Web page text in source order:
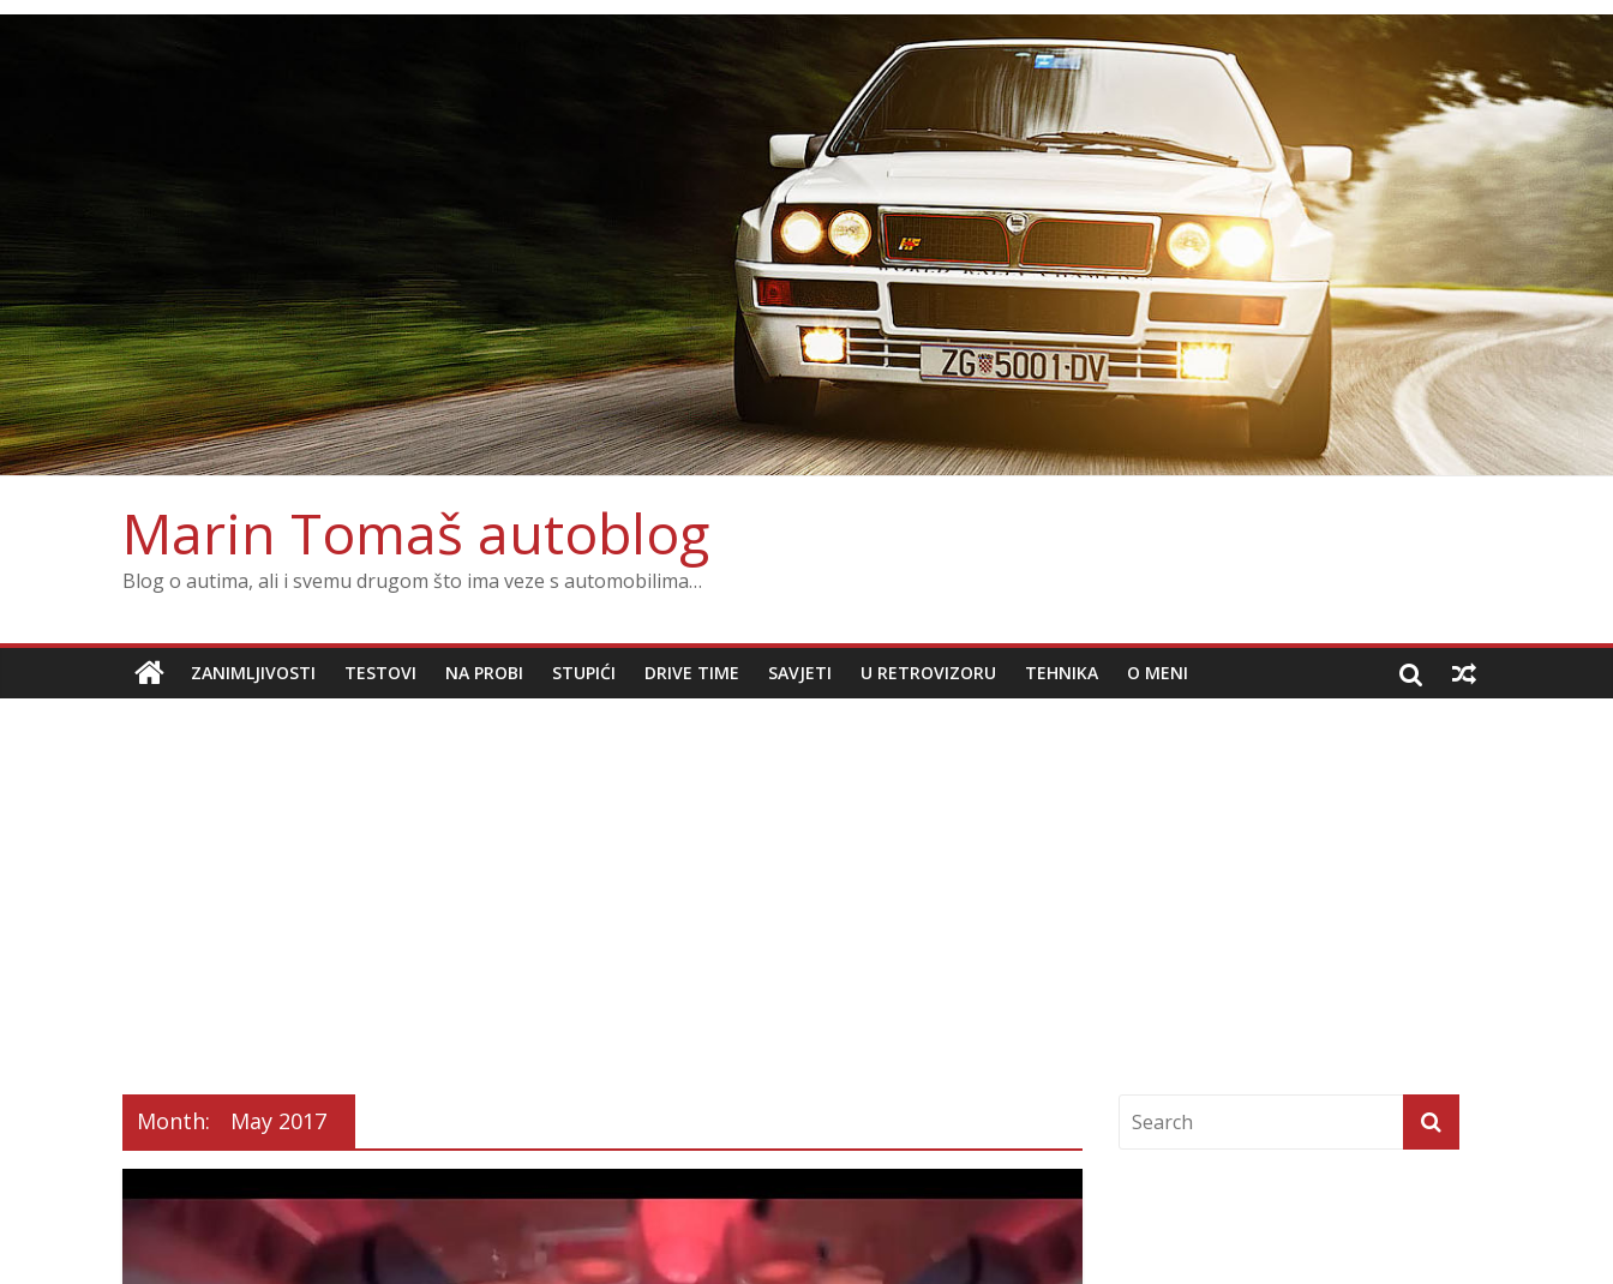
Marin Tomaš autoblog
Blog o autima, ali i svemu drugom što ima veze s automobilima…
ZANIMLJIVOSTI TESTOVI NA PROBI STUPIĆI DRIVE TIME SAVJETI U RETROVIZORU TEHNIKA O MENI
Month: May 2017